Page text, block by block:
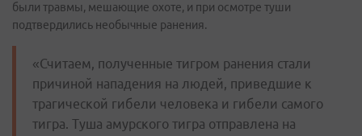
были травмы, мешающие охоте, и при осмотре туши
подтвердились необычные ранения.
«Считаем, полученные тигром ранения стали
причиной нападения на людей, приведшие к
трагической гибели человека и гибели самого
тигра. Туша амурского тигра отправлена на